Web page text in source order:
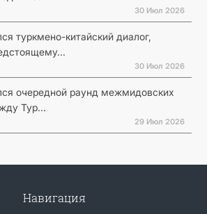
30 Июл 2026
туркмено-китайский диалог,
30 Июл 2026
очередной раунд межмидовских
Тур...
29 Июл 2026
Навигация